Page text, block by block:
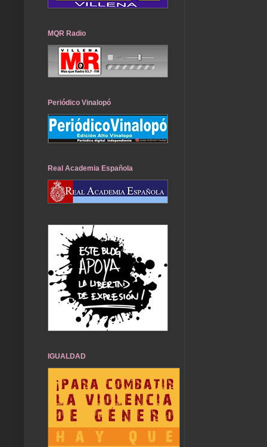
MQR Radio
Periódico Vinalopó
Real Academia Española
IGUALDAD